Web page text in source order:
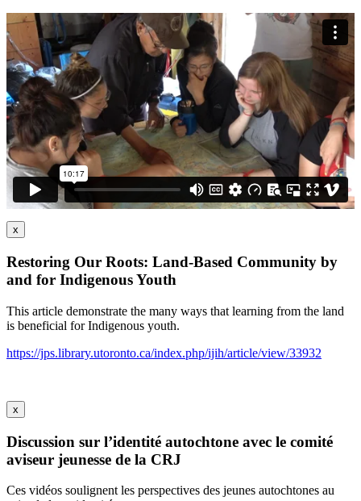
x
Restoring Our Roots: Land-Based Community by
and for Indigenous Youth
This article demonstrate the many ways that learning from the land
is beneficial for Indigenous youth.
https://jps.library.utoronto.ca/index.php/ijih/article/view/33932
x
Discussion sur l’identité autochtone avec le comité
aviseur jeunesse de la CRJ
Ces vidéos soulignent les perspectives des jeunes autochtones au